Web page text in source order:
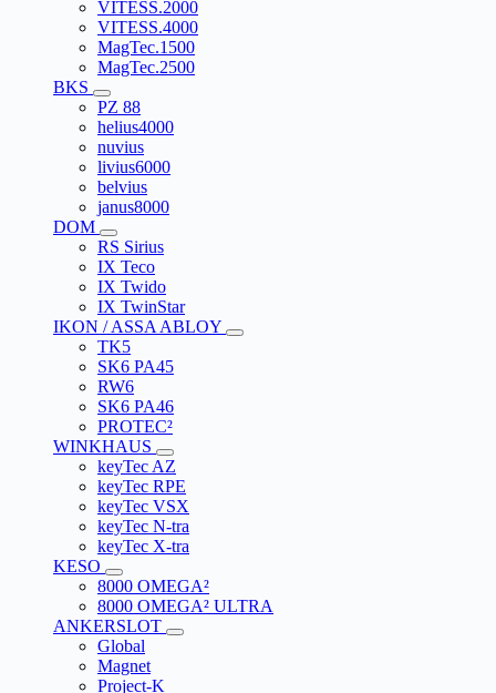
VITESS.2000
VITESS.4000
MagTec.1500
MagTec.2500
BKS
PZ 88
helius4000
nuvius
livius6000
belvius
janus8000
DOM
RS Sirius
IX Teco
IX Twido
IX TwinStar
IKON / ASSA ABLOY
TK5
SK6 PA45
RW6
SK6 PA46
PROTEC²
WINKHAUS
keyTec AZ
keyTec RPE
keyTec VSX
keyTec N-tra
keyTec X-tra
KESO
8000 OMEGA²
8000 OMEGA² ULTRA
ANKERSLOT
Global
Magnet
Project-K